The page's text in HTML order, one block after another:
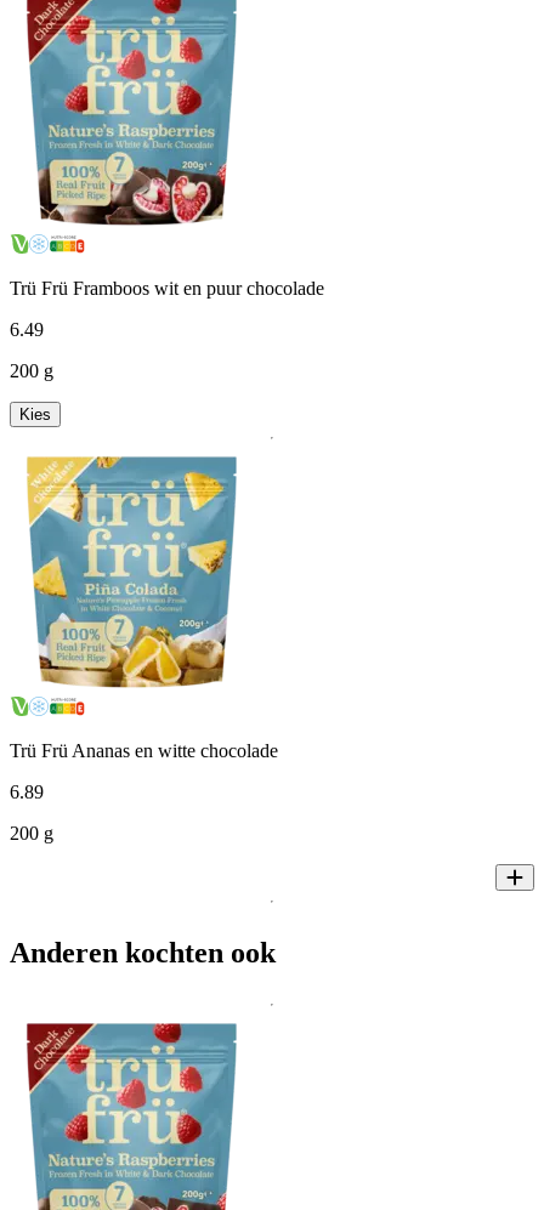
Trü Frü Framboos wit en puur chocolade
6.49
200 g
Kies
Trü Frü Ananas en witte chocolade
6.89
200 g
Anderen kochten ook